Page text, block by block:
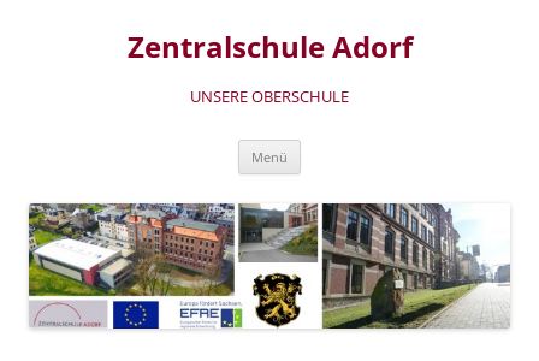
Zentralschule Adorf
UNSERE OBERSCHULE
Menü